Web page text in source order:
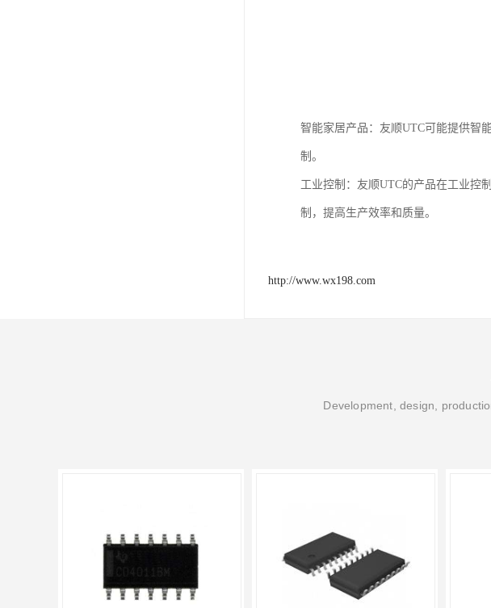
智能家居产品：友顺UTC可能提供智
制。
工业控制：友顺UTC的产品在工业控
制，提高生产效率和质量。
http://www.wx198.com
Development, design,